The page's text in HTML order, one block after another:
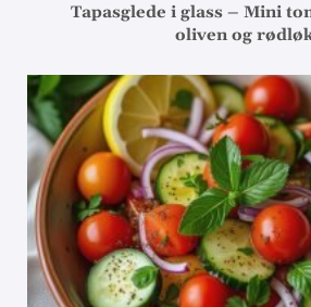
Tapasglede i glass – Mini
oliven og